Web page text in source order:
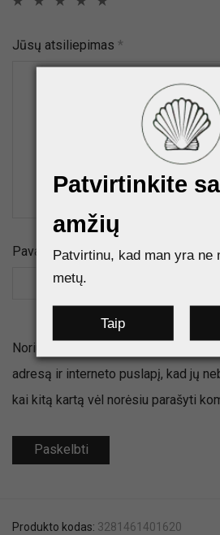
Jūsų atsiliepimas *
Pavadinimas*
Noriu savo interneto naršyklėje
adresą ir interneto puslapį, kad jų
kai kitą kartą vėl norėsiu parašyti
Produkto kodas: 3281461401620
Patvirtinkite
amžių
Patvirtinu, kad man yra ne
metų.
Taip